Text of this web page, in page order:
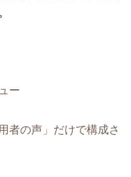
ー
者の声」だけで構成さ